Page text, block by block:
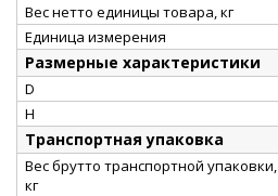
Вес нетто единицы товара, кг
Единица измерения
Размерные характеристики
D
H
Транспортная упаковка
Вес брутто транспортной упаковки,
кг